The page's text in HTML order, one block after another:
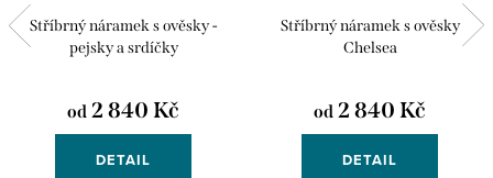
Stříbrný náramek s ověsky -
pejsky a srdíčky
od 2 840 Kč
DETAIL
Stříbrný náramek s ověsky
Chelsea
od 2 840 Kč
DETAIL